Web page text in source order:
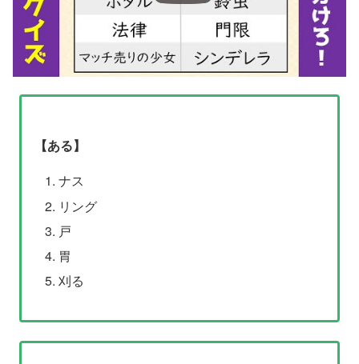
【ある】
ナス
リング
戸
胃
刈る